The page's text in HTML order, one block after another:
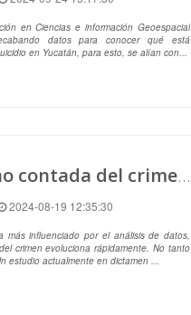
en Ciencias e información Geoespacial
datos para conocer qué está
en Yucatán, para esto, se alían con...
La historia no contada del crimen en México
2024-08-19 12:35:30
más influenciado por el análisis de datos,
crimen evoluciona rápidamente. No tanto
estudio actualmente en dictamen ...